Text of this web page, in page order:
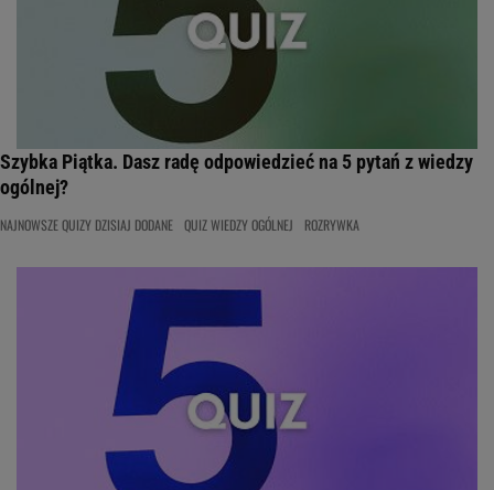
Szybka Piątka. Dasz radę odpowiedzieć na 5 pytań z wiedzy
ogólnej?
NAJNOWSZE QUIZY DZISIAJ DODANE QUIZ WIEDZY OGÓLNEJ ROZRYWKA